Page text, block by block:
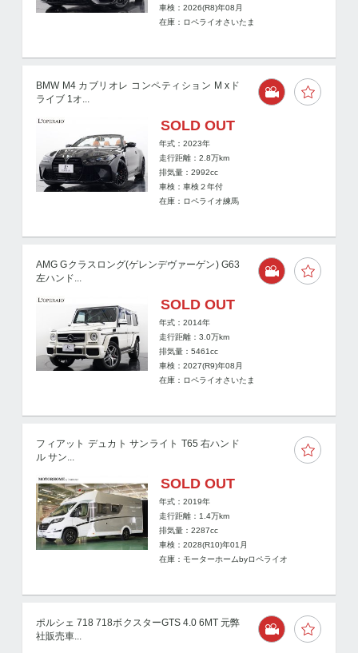
車検：2026(R8)年08月
在庫：ロペライオさいたま
BMW M4 カブリオレ コンペティション M xド
ライブ 1オ...
SOLD OUT
年式：2023年
走行距離：2.8万km
排気量：2992cc
車検：車検２年付
在庫：ロペライオ練馬
AMG Gクラスロング(ゲレンデヴァーゲン) G63
左ハンド...
SOLD OUT
年式：2014年
走行距離：3.0万km
排気量：5461cc
車検：2027(R9)年08月
在庫：ロペライオさいたま
フィアット デュカト サンライト T65 右ハンド
ル サン...
SOLD OUT
年式：2019年
走行距離： 1.4万km
排気量：2287cc
車検：2028(R10)年01月
在庫：モーターホームbyロペライオ
ポルシェ 718 718ボクスターGTS 4.0 6MT 元弊
社販売車...